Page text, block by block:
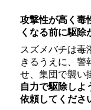
攻撃性が高く毒
くなる前に駆除
スズメバチは毒
きるうえに、警
せ、集団で襲い
自力で駆除しよ
依頼してくださ